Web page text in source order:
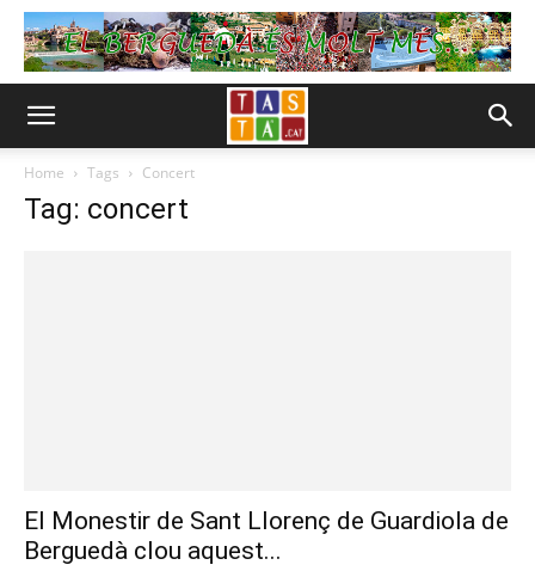
Home Tags Concert
Tag: concert
El Monestir de Sant Llorenç de Guardiola de
Berguedà clou aquest...